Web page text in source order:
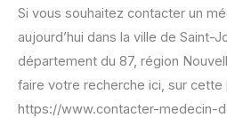
Si vous souhaitez contacter un
aujourd’hui dans la ville de Saint-
département du 87, région
faire votre recherche ici, sur cette
https://www.contacter-medecin-